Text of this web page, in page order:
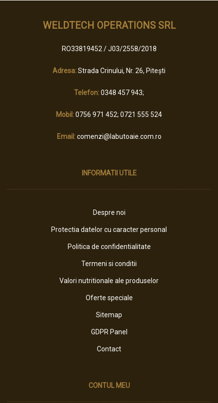
WELDTECH OPERATIONS SRL
RO33819452 / J03/2558/2018
Adresa:Strada Crinului, Nr. 26, Pitești
Telefon:0348 457 943;
Mobil:0756 971 452; 0721 555 524
Email:comenzi@labutoaie.com.ro
INFORMATII UTILE
Despre noi
Protectia datelor cu caracter personal
Politica de confidentialitate
Termeni si conditii
Valori nutritionale ale produselor
Oferte speciale
Sitemap
GDPR Panel
Contact
CONTUL MEU